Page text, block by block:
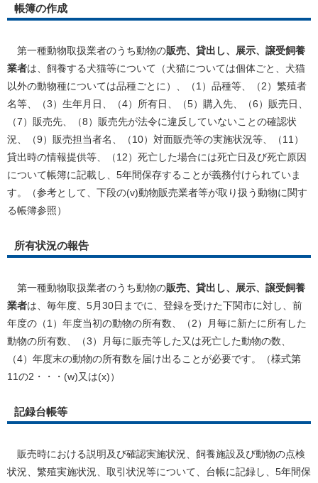
帳簿の作成
第一種動物取扱業者のうち動物の販売、貸出し、展示、譲受飼養
業者は、飼養する犬猫等について（犬猫については個体ごと、犬猫
以外の動物種については品種ごとに）、（1）品種等、（2）繁殖者
名等、（3）生年月日、（4）所有日、（5）購入先、（6）販売日、
（7）販売先、（8）販売先が法令に違反していないことの確認状
況、（9）販売担当者名、（10）対面販売等の実施状況等、（11）
貸出時の情報提供等、（12）死亡した場合には死亡日及び死亡原因
について帳簿に記載し、5年間保存することが義務付けられていま
す。（参考として、下段の(v)動物販売業者等が取り扱う動物に関す
る帳簿参照）
所有状況の報告
第一種動物取扱業者のうち動物の販売、貸出し、展示、譲受飼養
業者は、毎年度、5月30日までに、登録を受けた下関市に対し、前
年度の（1）年度当初の動物の所有数、（2）月毎に新たに所有した
動物の所有数、（3）月毎に販売等した又は死亡した動物の数、
（4）年度末の動物の所有数を届け出ることが必要です。（様式第
11の2・・・(w)又は(x)）
記録台帳等
販売時における説明及び確認実施状況、飼養施設及び動物の点検
状況、繁殖実施状況、取引状況等について、台帳に記録し、5年間保